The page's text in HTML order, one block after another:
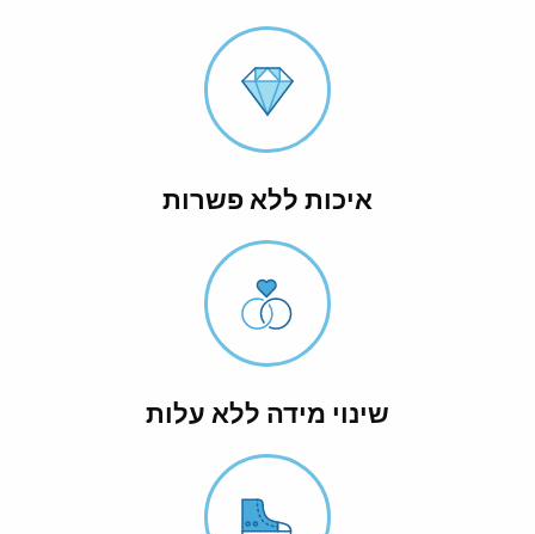
איכות ללא פשרות
שינוי מידה ללא עלות